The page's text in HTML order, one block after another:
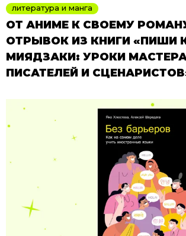
литература и манга
ОТ АНИМЕ К СВОЕМУ
ОТРЫВОК ИЗ КНИГИ «ПИШИ
МИЯДЗАКИ: УРОКИ
ПИСАТЕЛЕЙ И